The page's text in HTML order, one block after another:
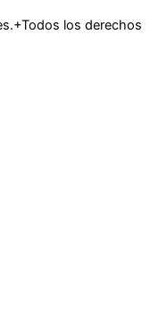
los derechos